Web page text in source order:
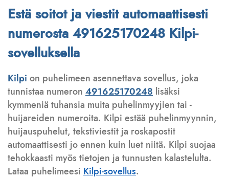
Estä soitot ja viestit automaattisesti
numerosta 491625170248 Kilpi-
sovelluksella
Kilpi on puhelimeen asennettava sovellus, joka
tunnistaa numeron 491625170248 lisäksi
kymmeniä tuhansia muita puhelinmyyjien tai -
huijareiden numeroita. Kilpi estää puhelinmyynnin,
huijauspuhelut, tekstiviestit ja roskapostit
automaattisesti jo ennen kuin luet niitä. Kilpi suojaa
tehokkaasti myös tietojen ja tunnusten kalastelulta.
Lataa puhelimeesi Kilpi-sovellus.